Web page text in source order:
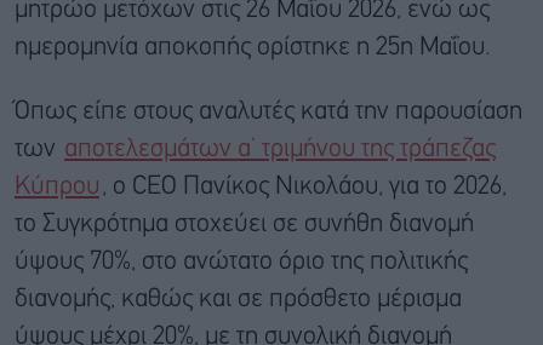
μητρώο μετόχων στις 26 Μαΐου 2026, ενώ ως
ημερομηνία αποκοπής ορίστηκε η 25η Μαΐου.
Όπως είπε στους αναλυτές κατά την παρουσίαση
των αποτελεσμάτων α’ τριμήνου της τράπεζας
Κύπρου
, ο CEO Πανίκος Νικολάου, για τo 2026,
το Συγκρότημα στοχεύει σε συνήθη διανομή
ύψους 70%, στο ανώτατο όριο της πολιτικής
διανομής, καθώς και σε πρόσθετο μέρισμα
ύψους μέχρι 20%, με τη συνολική διανομή